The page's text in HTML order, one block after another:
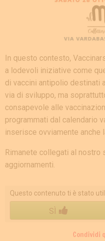
In questo contesto,
a lodevoli iniziative come
di vaccini antipolio destinati
via di sviluppo, ma
consapevole alle
programmati dal calendario
inserisce ovviamente anche
Rimanete collegati al
aggiornamenti.
Questo contenuto ti è stato
SÌ
Condividi